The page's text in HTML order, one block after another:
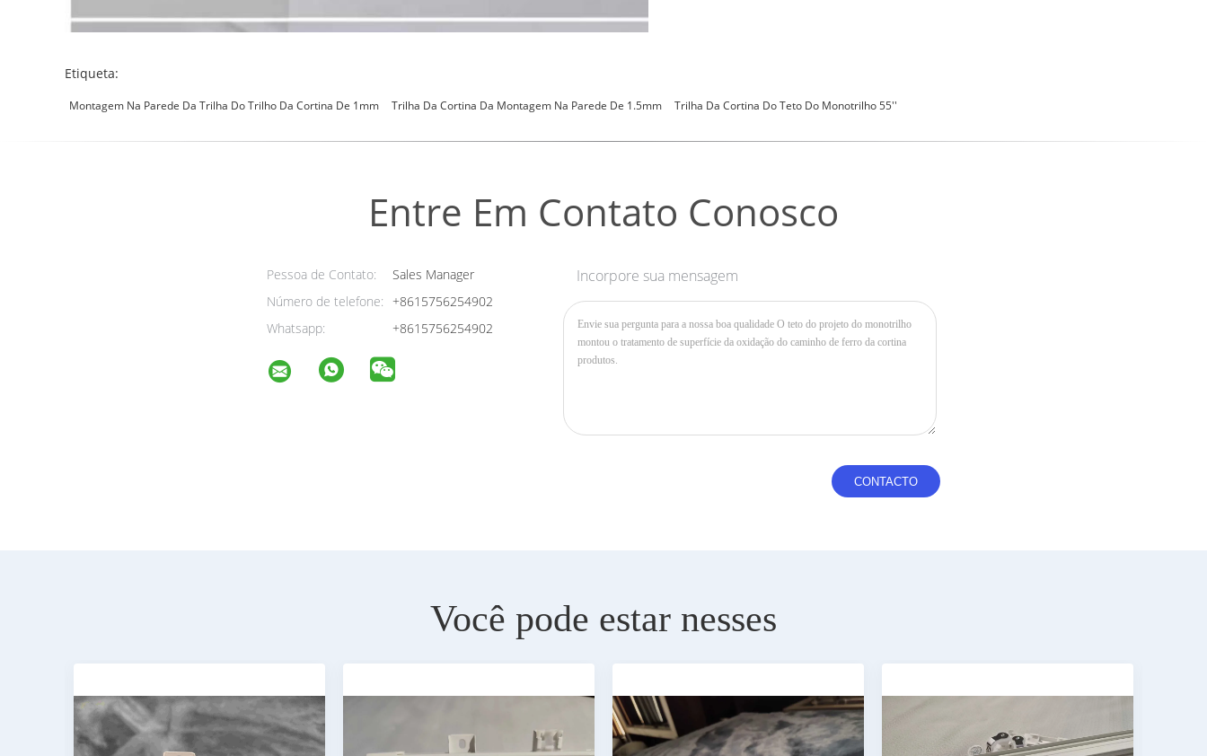
Etiqueta:
Montagem Na Parede Da Trilha Do Trilho Da Cortina De 1mm Trilha Da Cortina Da Montagem Na Parede De 1.5mm Trilha Da Cortina Do Teto Do Monotrilho 55''
Entre Em Contato Conosco
Pessoa de Contato:
Sales Manager
Número de telefone: +8615756254902
Whatsapp:
+8615756254902
Incorpore sua mensagem
Você pode estar nesses